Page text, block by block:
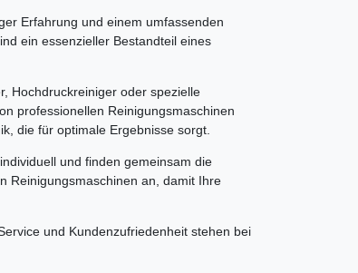
Erfahrung und einem umfassenden
ein essenzieller Bestandteil eines
Hochdruckreiniger oder spezielle
professionellen Reinigungsmaschinen
die für optimale Ergebnisse sorgt.
und finden gemeinsam die
Reinigungsmaschinen an, damit Ihre
und Kundenzufriedenheit stehen bei